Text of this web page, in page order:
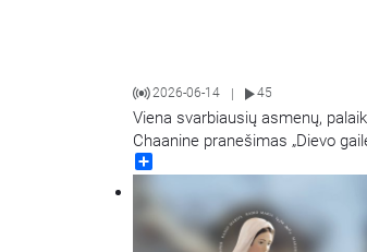
2026-06-14 45
Viena svarbiausių asmenų,
Chaanine pranešimas „Dievo